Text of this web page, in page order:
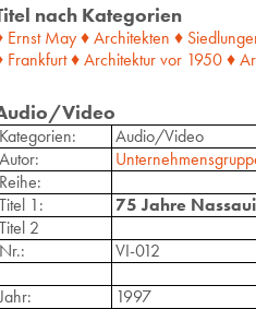
nach Kategorien
Ernst May ♦ Architekten ♦
Frankfurt ♦ Architektur vor 1950 ♦
Video
Kategorien:
Audio/Video
Autor:
Reihe:
Titel 1:
75 Jahre
Titel 2
Nr.:
VI-012
1997